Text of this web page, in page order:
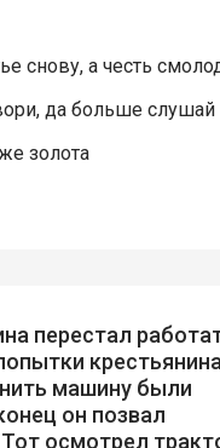
снову, а честь
да больше слушай
золота
перестал
машину были
он позвал
осмотрел